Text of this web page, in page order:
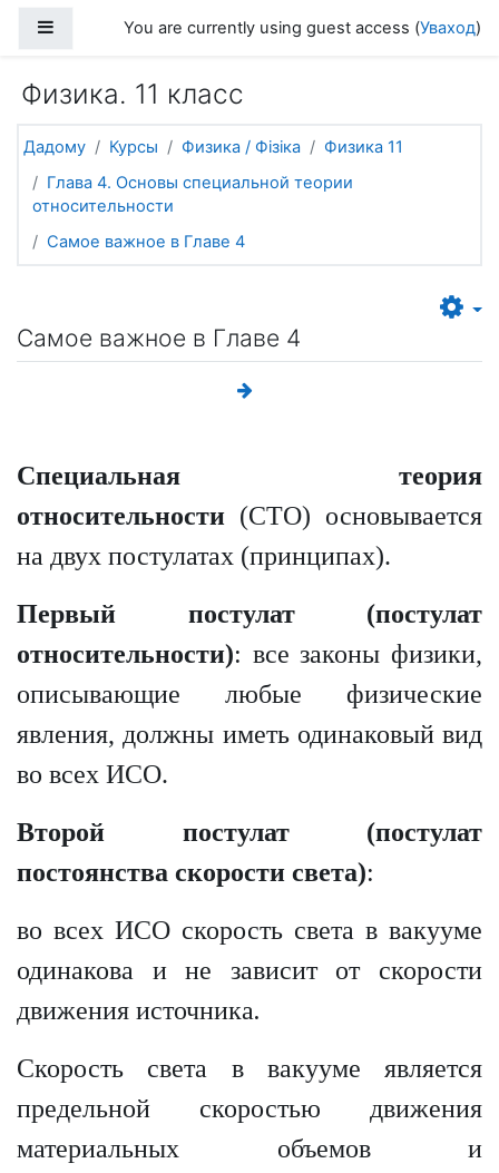
Side panelYou are currently using guest access (Уваход)
Физика. 11 класс
Дадому Курсы Физика / Фізіка
Физика 11
Глава 4. Основы специальной теории
относительности
Самое важное в Главе 4
Самое важное в Главе 4
Специальная теория
относительности (СТО) основывается
на двух постулатах (принципах).
Первый постулат (постулат
относительности): все законы физики,
описывающие любые физические
явления, должны иметь одинаковый вид
во всех ИСО.
Второй постулат (постулат
постоянства скорости света):
во всех ИСО скорость света в вакууме
одинакова и не зависит от скорости
движения источника.
Скорость света в вакууме является
предельной скоростью движения
материальных объемов и